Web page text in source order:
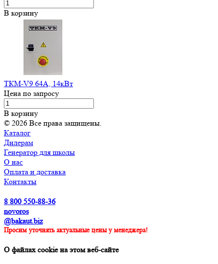
В корзину
ТКМ-V9 64А, 14кВт
Цена по запросу
В корзину
© 2026 Все права защищены.
Каталог
Дилерам
Генератор для школы
О нас
Оплата и доставка
Контакты
8 800 550-88-36
novoros
@bakaut.biz
Просим уточнять актуальные цены у менеджера!
О файлах cookie на этом веб-сайте